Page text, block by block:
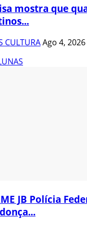
mostra que
CULTURAAgo 4, 2026
JB Polícia